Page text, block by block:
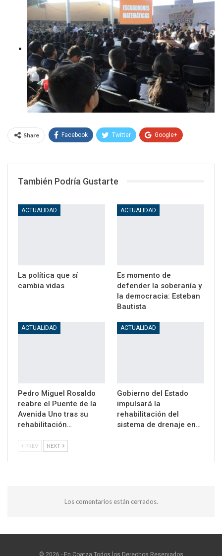
Share Facebook Twitter Google+
También Podría Gustarte
ACTUALIDAD
La política que sí
cambia vidas
ACTUALIDAD
Es momento de
defender la soberanía y
la democracia: Esteban
Bautista
ACTUALIDAD
Pedro Miguel Rosaldo
reabre el Puente de la
Avenida Uno tras su
rehabilitación…
ACTUALIDAD
Gobierno del Estado
impulsará la
rehabilitación del
sistema de drenaje en…
PREV NEXT
Los comentarios están cerrados.
© 2026 - En Coatza.Todos los Derechos Reservados